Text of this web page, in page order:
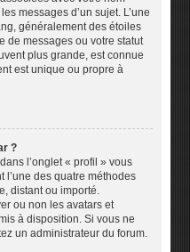
messages d’un sujet. L’une
généralement des étoiles
de messages ou votre statut
plus grande, est connue
est unique ou propre à
?
l’onglet « profil » vous
l’une des quatre méthodes
distant ou importé.
ou non les avatars et
à disposition. Si vous ne
un administrateur du forum.